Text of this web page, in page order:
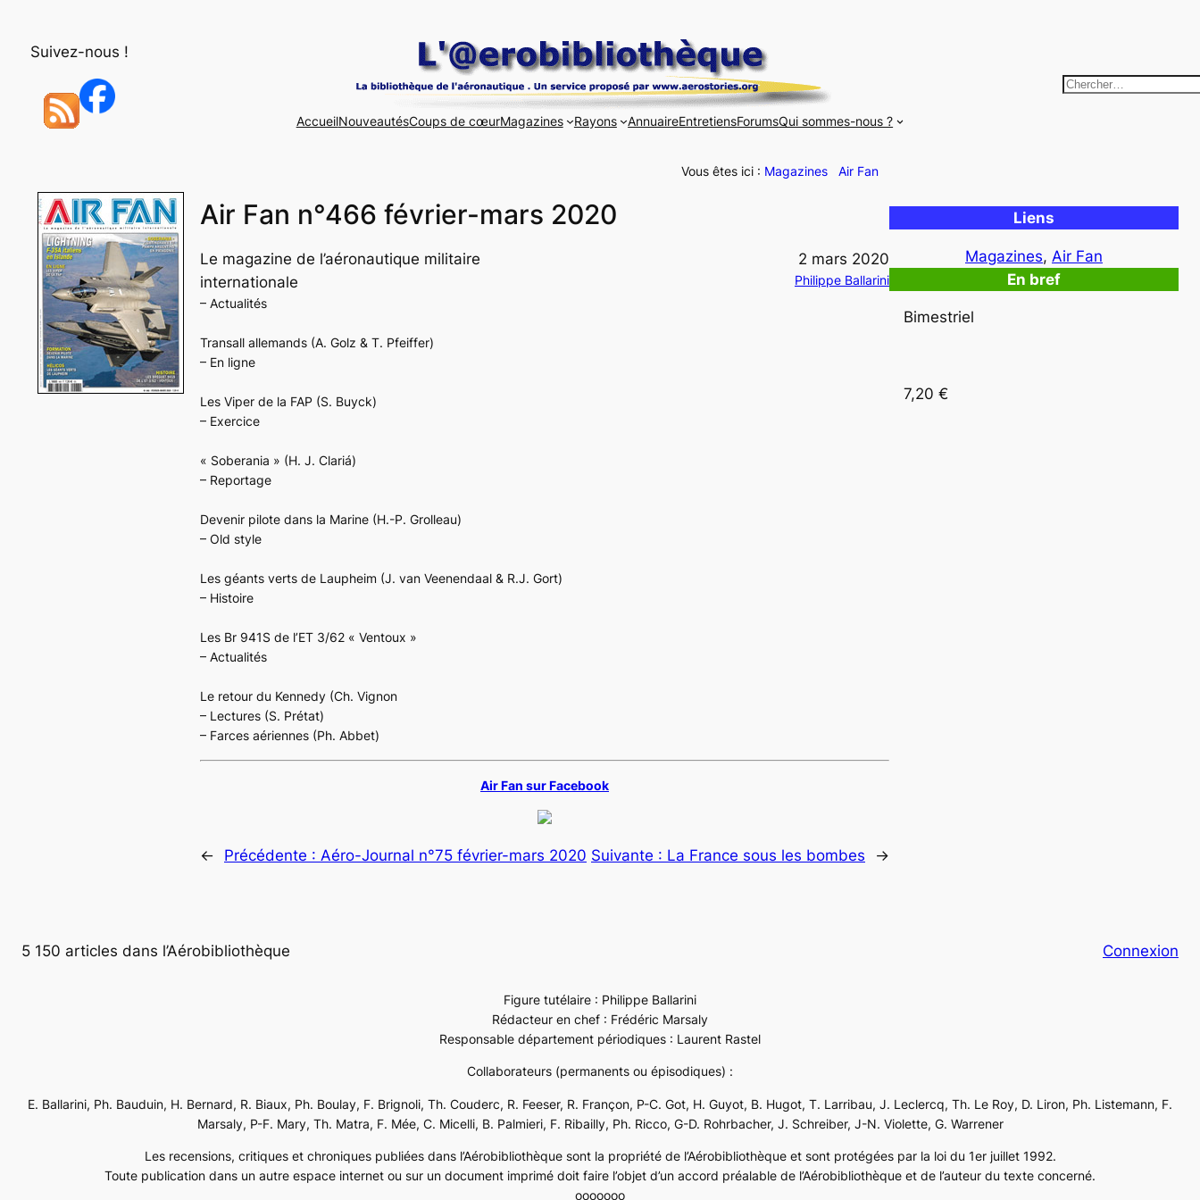
Suivez-nous !
AccueilNouveautésCoups de cœurMagazines Rayons AnnuaireEntretiensForumsQui sommes-nous ?
R
r
c
e
r
Vous êtes ici : Magazines Air Fan
Air Fan n°466 février-mars 2020
Le magazine de l’aéronautique militaire
internationale
2 mars 2020
Philippe Ballarini
– Actualités
Transall allemands (A. Golz & T. Pfeiffer)
– En ligne
Les Viper de la FAP (S. Buyck)
– Exercice
« Soberania » (H. J. Clariá)
– Reportage
Devenir pilote dans la Marine (H.-P. Grolleau)
– Old style
Les géants verts de Laupheim (J. van Veenendaal & R.J. Gort)
– Histoire
Les Br 941S de l’ET 3/62 « Ventoux »
– Actualités
Le retour du Kennedy (Ch. Vignon
– Lectures (S. Prétat)
– Farces aériennes (Ph. Abbet)
Air Fan sur Facebook
← Précédente : Aéro-Journal n°75 février-mars 2020 Suivante : La France sous les bombes →
Liens
Magazines, Air Fan
En bref
Bimestriel
7,20 €
5 150 articles dans l’Aérobibliothèque Connexion
Figure tutélaire : Philippe Ballarini
Rédacteur en chef : Frédéric Marsaly
Responsable département périodiques : Laurent Rastel
Collaborateurs (permanents ou épisodiques) :
E. Ballarini, Ph. Bauduin, H. Bernard, R. Biaux, Ph. Boulay, F. Brignoli, Th. Couderc, R. Feeser, R. Françon, P-C. Got, H. Guyot, B. Hugot, T. Larribau, J. Leclercq, Th. Le Roy, D. Liron, Ph. Listemann, F.
Marsaly, P-F. Mary, Th. Matra, F. Mée, C. Micelli, B. Palmieri, F. Ribailly, Ph. Ricco, G-D. Rohrbacher, J. Schreiber, J-N. Violette, G. Warrener
Les recensions, critiques et chroniques publiées dans l’Aérobibliothèque sont la propriété de l’Aérobibliothèque et sont protégées par la loi du 1er juillet 1992.
Toute publication dans un autre espace internet ou sur un document imprimé doit faire l’objet d’un accord préalable de l’Aérobibliothèque et de l’auteur du texte concerné.
ooooooo